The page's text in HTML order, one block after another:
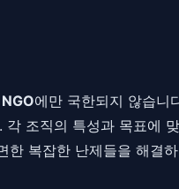
에만 국한되지 않습니
조직의 특성과 목표에
복잡한 난제들을 해결